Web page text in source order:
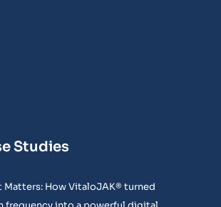
Studies
Matters: How VitaloJAK® turned